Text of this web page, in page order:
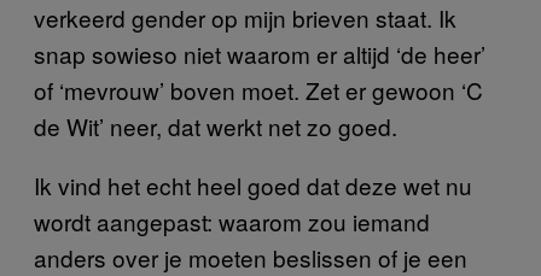
verkeerd gender op mijn brieven staat. Ik
snap sowieso niet waarom er altijd ‘de heer’
of ‘mevrouw’ boven moet. Zet er gewoon ‘C
de Wit’ neer, dat werkt net zo goed.
Ik vind het echt heel goed dat deze wet nu
wordt aangepast: waarom zou iemand
anders over je moeten beslissen of je een